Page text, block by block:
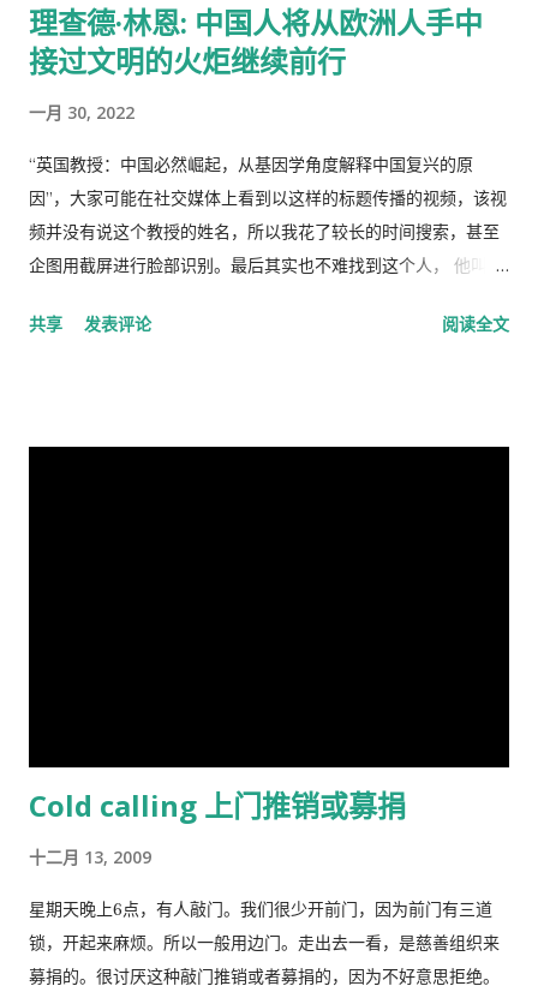
的例证。 历史走到今天，我们的社会仍然缺乏正义，法律和道德
建设仍然是少数人攫取社会财富和权利的手段，新闻媒体还只是
化话题仍然是中国的禁忌。 这种局面必须打破。
理查德·林恩: 中国人将从欧洲人手中
接过文明的火炬继续前行
一月 30, 2022
“英国教授：中国必然崛起，从基因学角度解释中国复兴的原
因”，大家可能在社交媒体上看到以这样的标题传播的视频，该视
频并没有说这个教授的姓名，所以我花了较长的时间搜索，甚至
企图用截屏进行脸部识别。最后其实也不难找到这个人， 他叫理
争议的英国心理学家和作家。林恩曾任阿尔斯特大学心理学名誉
营养来解释。 在与Tatu Vanhanen合着的两本书中，林恩 和
Vanhanen 认为，不同国家之间发展指数的差异部分是由其公民
文明构成重大威胁，因为他认为智商低的人最终将超过高智商的
人。他主张采取政治措施来防止这种情况发生，包括反移民和优
生政策，这在国际上引起了严厉批评。 林恩是《人类季刊》的编
辑委员会成员，被评论家描述为“科学种族主义机构的基石”。他
共享 发表评论 阅读全文
Cold calling 上门推销或募捐
十二月 13, 2009
星期天晚上6点，有人敲门。我们很少开前门，因为前门有三道
锁，开起来麻烦。所以一般用边门。走出去一看，是慈善组织来
募捐的。很讨厌这种敲门推销或者募捐的，因为不好意思拒绝。